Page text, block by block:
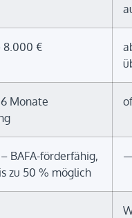
8.000 €
Monate
BAFA-förderfähig,
zu 50 % möglich